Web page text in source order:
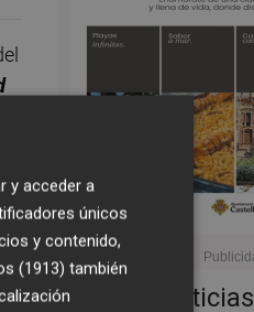
Últimas Noticias
y acceder a
únicos
y contenido,
(1913) también